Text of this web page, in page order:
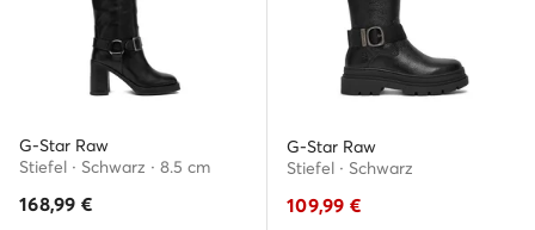
G-Star Raw
Stiefel · Schwarz · 8.5 cm
168,99 €
G-Star Raw
Stiefel · Schwarz
109,99 €